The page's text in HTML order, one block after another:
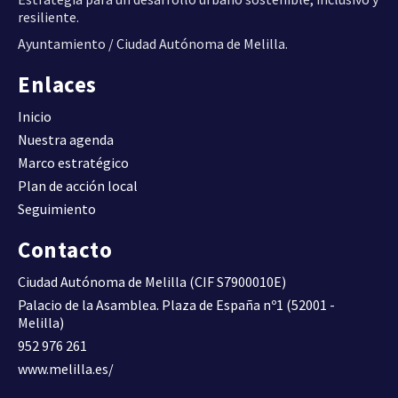
(Viv/ha).
Compacidad urbana.
Superficie construida total
(m2t/m2s)
COMPACIDAD RESIDENCIAL
D10B
Superficie construida de uso
COMPACIDAD RESIDENCIAL
resiliente.
Ayuntamiento / Ciudad Autónoma de Melilla.
Enlaces
Inicio
Nuestra agenda
Marco estratégico
Plan de acción local
Seguimiento
Contacto
Ciudad Autónoma de Melilla (CIF S7900010E)
Palacio de la Asamblea. Plaza de España nº1 (52001 -
Melilla)
952 976 261
www.melilla.es/